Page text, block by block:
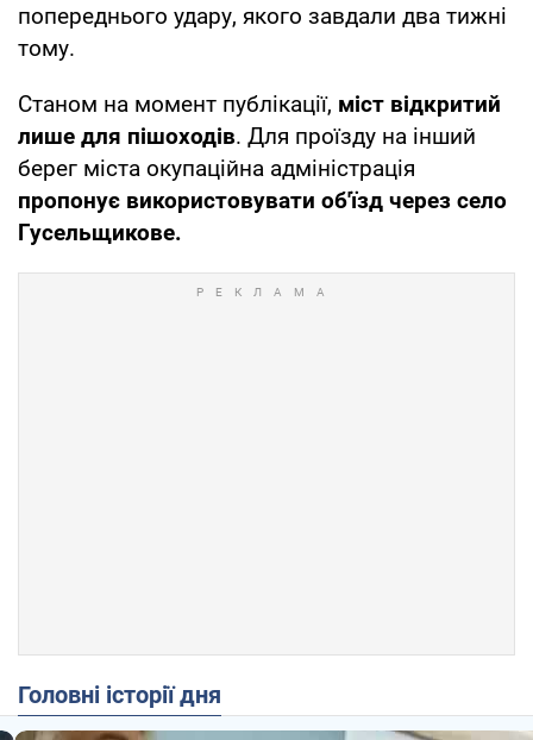
попереднього удару, якого завдали два тижні
тому.
Станом на момент публікації, міст відкритий
лише для пішоходів. Для проїзду на інший
берег міста окупаційна адміністрація
пропонує використовувати об'їзд через село
Гусельщикове.
Головні історії дня